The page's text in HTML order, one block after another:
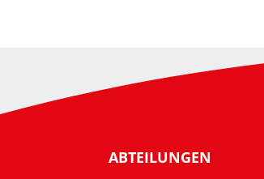
ABTEILUNGEN